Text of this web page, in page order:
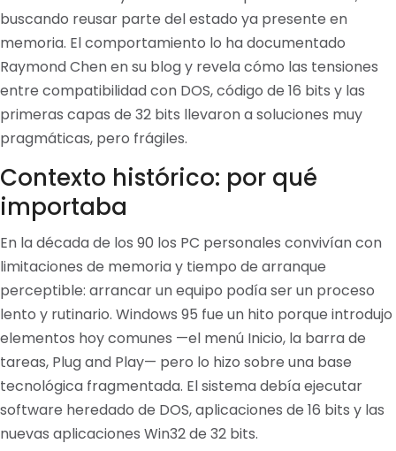
buscando reusar parte del estado ya presente en
memoria. El comportamiento lo ha documentado
Raymond Chen en su blog y revela cómo las tensiones
entre compatibilidad con DOS, código de 16 bits y las
primeras capas de 32 bits llevaron a soluciones muy
pragmáticas, pero frágiles.
Contexto histórico: por qué
importaba
En la década de los 90 los PC personales convivían con
limitaciones de memoria y tiempo de arranque
perceptible: arrancar un equipo podía ser un proceso
lento y rutinario. Windows 95 fue un hito porque introdujo
elementos hoy comunes —el menú Inicio, la barra de
tareas, Plug and Play— pero lo hizo sobre una base
tecnológica fragmentada. El sistema debía ejecutar
software heredado de DOS, aplicaciones de 16 bits y las
nuevas aplicaciones Win32 de 32 bits.